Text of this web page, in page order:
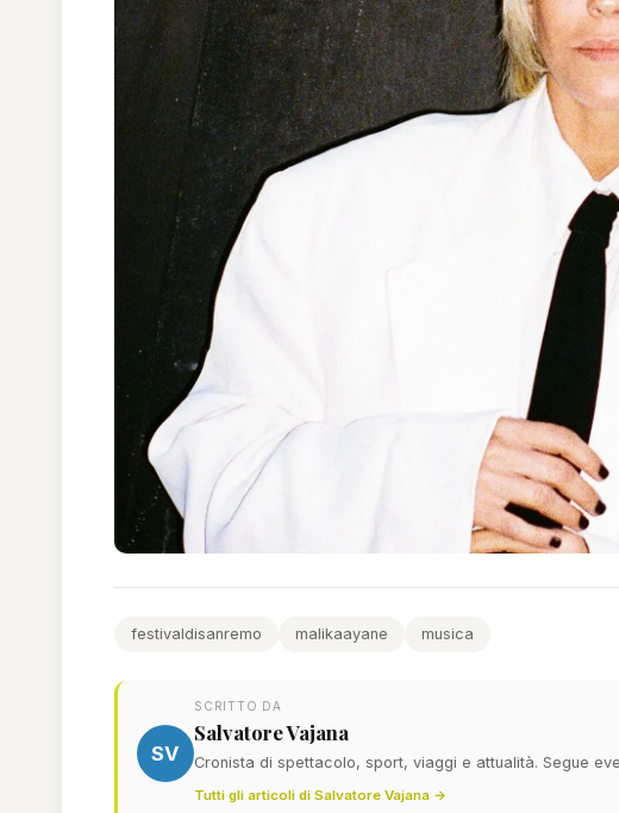
festivaldisanremo malikaayane musica
SV
SCRITTO DA
Salvatore Vajana
Cronista di spettacolo, sport, viaggi e attualità. Segue
Tutti gli articoli di Salvatore Vajana →